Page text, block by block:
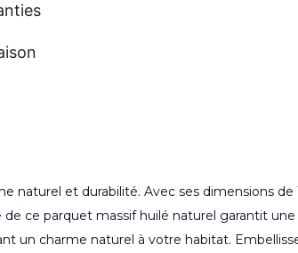
naturel et durabilité. Avec ses dimensions
ce parquet massif huilé naturel garantit
un charme naturel à votre habitat.